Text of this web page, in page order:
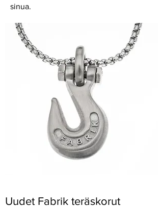
sinua.
Uudet Fabrik teräskorut